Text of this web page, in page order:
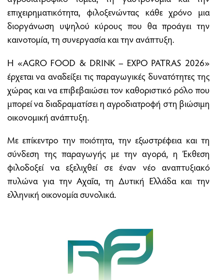
επιχειρηματικότητα, φιλοξενώντας κάθε χρόνο μια
διοργάνωση υψηλού κύρους που θα προάγει την
καινοτομία, τη συνεργασία και την ανάπτυξη.
Η «AGRO FOOD & DRINK – EXPO PATRAS 2026»
έρχεται να αναδείξει τις παραγωγικές δυνατότητες της
χώρας και να επιβεβαιώσει τον καθοριστικό ρόλο που
μπορεί να διαδραματίσει η αγροδιατροφή στη βιώσιμη
οικονομική ανάπτυξη.
Με επίκεντρο την ποιότητα, την εξωστρέφεια και τη
σύνδεση της παραγωγής με την αγορά, η Έκθεση
φιλοδοξεί να εξελιχθεί σε έναν νέο αναπτυξιακό
πυλώνα για την Αχαΐα, τη Δυτική Ελλάδα και την
ελληνική οικονομία συνολικά.